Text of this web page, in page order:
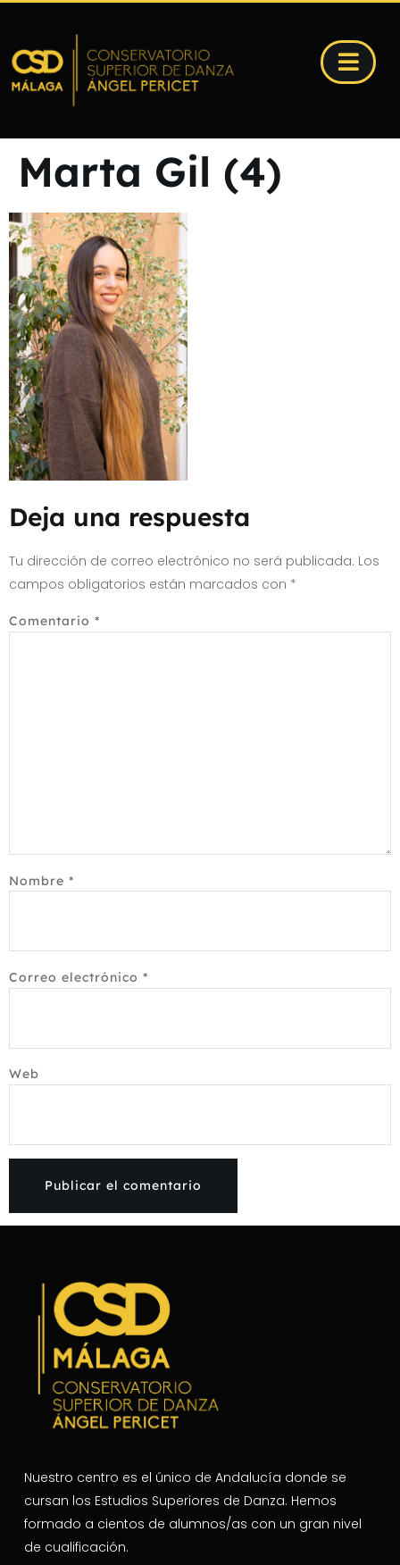
Marta Gil (4)
Deja una respuesta
Tu dirección de correo electrónico no será publicada. Los
campos obligatorios están marcados con *
Comentario *
Nombre *
Correo electrónico *
Web
Nuestro centro es el único de Andalucía donde se
cursan los Estudios Superiores de Danza. Hemos
formado a cientos de alumnos/as con un gran nivel
de cualificación.